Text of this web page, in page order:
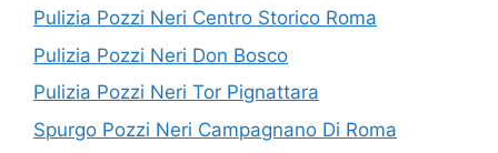
Pulizia Pozzi Neri Centro Storico Roma
Pulizia Pozzi Neri Don Bosco
Pulizia Pozzi Neri Tor Pignattara
Spurgo Pozzi Neri Campagnano Di Roma